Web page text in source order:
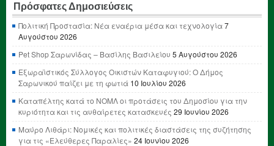
Πρόσφατες Δημοσιεύσεις
Πολιτική Προστασία: Νέα εναέρια μέσα και τεχνολογία7
Αυγούστου 2026
Pet Shop Σαρωνίδας – Βασίλης Βασιλείου 5 Αυγούστου 2026
Εξωραϊστικός Σύλλογος Οικιστών Καταφυγιού: Ο Δήμος
Σαρωνικού παίζει με τη φωτιά 10 Ιουλίου 2026
Καταπέλτης κατά το ΝΟΜΛ οι προτάσεις του Δημοσίου για την
κυριότητα και τις αυθαίρετες κατασκευές 29 Ιουνίου 2026
Μαύρο Λιθάρι: Νομικές και πολιτικές διαστάσεις της συζήτησης
για τις «Ελεύθερες Παραλίες» 24 Ιουνίου 2026